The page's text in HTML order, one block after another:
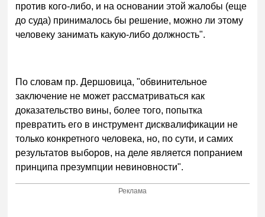
против кого-либо, и на основании этой жалобы (еще
до суда) принималось бы решение, можно ли этому
человеку занимать какую-либо должность".
По словам пр. Дершовица, "обвинительное
заключение не может рассматриваться как
доказательство вины, более того, попытка
превратить его в инструмент дисквалификации не
только конкретного человека, но, по сути, и самих
результатов выборов, на деле является попранием
принципа презумпции невиновности".
Реклама